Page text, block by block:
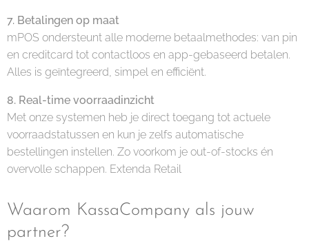
7. Betalingen op maat
mPOS ondersteunt alle moderne betaalmethodes: van pin
en creditcard tot contactloos en app-gebaseerd betalen.
Alles is geïntegreerd, simpel en efficiënt.
8. Real-time voorraadinzicht
Met onze systemen heb je direct toegang tot actuele
voorraadstatussen en kun je zelfs automatische
bestellingen instellen. Zo voorkom je out-of-stocks én
overvolle schappen. Extenda Retail
Waarom KassaCompany als jouw
partner?